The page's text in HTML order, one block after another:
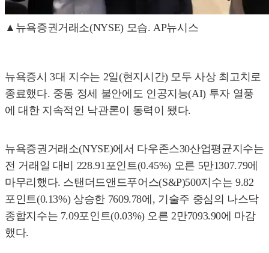
▲뉴욕증권거래소(NYSE) 모습. AP뉴시스
뉴욕증시 3대 지수는 2일(현지시간) 모두 사상 최고치로
종료했다. 중동 정세 불안에도 인공지능(AI) 투자 열풍
에 대한 지속적인 낙관론이 동력이 됐다.
뉴욕증권거래소(NYSE)에서 다우존스30산업평균지수는
전 거래일 대비 228.91포인트(0.45%) 오른 5만1307.79에
마무리했다. 스탠더드앤드푸어스(S&P)500지수는 9.82
포인트(0.13%) 상승한 7609.78에, 기술주 중심의 나스닥
종합지수는 7.09포인트(0.03%) 오른 2만7093.90에 마감
했다.